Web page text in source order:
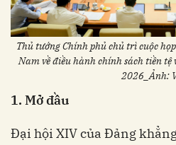
Thủ tướng Chính phủ chủ trì cuộc
Nam về điều hành chính sách tiền
2026_Ảnh:
1. Mở đầu
Đại hội XIV của Đảng